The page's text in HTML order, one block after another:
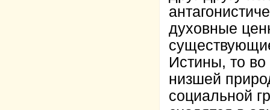
духовные
Истины, то
низшей
социальной